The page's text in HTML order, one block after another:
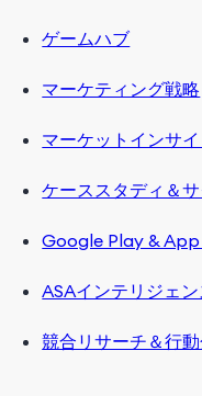
ゲームハブ
マーケティング戦略
マーケットインサ
ケーススタディ＆
Google Play & App
ASAインテリジェ
競合リサーチ＆行